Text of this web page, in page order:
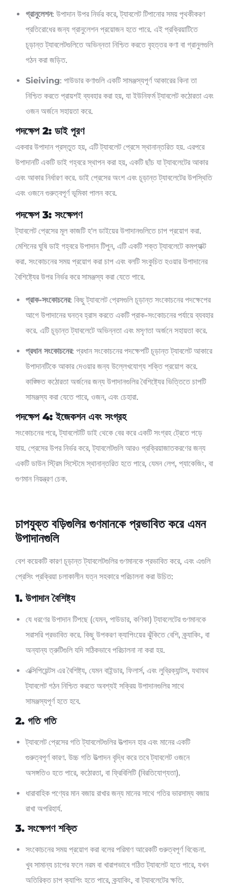
গ্রানুলেশন: উপাদান উপর নির্ভর করে, ট্যাবলেট টিপানোর সময় পৃথকীকরণ
প্রতিরোধের জন্য গ্রানুলেশন প্রয়োজন হতে পারে. এই প্রক্রিয়াটিতে
চূড়ান্ত ট্যাবলেটগুলিতে অভিন্নতা নিশ্চিত করতে বৃহত্তর কণা বা গ্রানুলগুলি
গঠন করা জড়িত.
Sieiving: পাউডার কণাগুলি একটি সামঞ্জস্যপূর্ণ আকারের কিনা তা
নিশ্চিত করতে প্রায়শই ব্যবহার করা হয়, যা ইউনিফর্ম ট্যাবলেট কঠোরতা এবং
ওজন অর্জনে সহায়তা করে.
পদক্ষেপ 2: ডাই পূরণ
একবার উপাদান প্রস্তুত হয়, এটি ট্যাবলেট প্রেসে স্থানান্তরিত হয়. এরপরে
উপাদানটি একটি ডাই গহ্বরে স্থাপন করা হয়, একটি ছাঁচ যা ট্যাবলেটের আকার
এবং আকার নির্ধারণ করে. ডাই প্রেসের অংশ এবং চূড়ান্ত ট্যাবলেটের উপস্থিতি
এবং ওজনে গুরুত্বপূর্ণ ভূমিকা পালন করে.
পদক্ষেপ 3: সংক্ষেপণ
ট্যাবলেট প্রেসের মূল কাজটি হ'ল ডাইয়ের উপাদানগুলিতে চাপ প্রয়োগ করা.
মেশিনের ঘুষি ডাই গহ্বরে উপাদান টিপুন, এটি একটি শক্ত ট্যাবলেটে কমপ্যাক্ট
করা. সংকোচনের সময় প্রয়োগ করা চাপ এবং বলটি সংকুচিত হওয়ার উপাদানের
বৈশিষ্ট্যের উপর নির্ভর করে সামঞ্জস্য করা যেতে পারে.
প্রাক-সংকোচনের: কিছু ট্যাবলেট প্রেসগুলি চূড়ান্ত সংকোচনের পদক্ষেপের
আগে উপাদানের ঘনত্ব হ্রাস করতে একটি প্রাক-সংকোচনের পর্যায়ে ব্যবহার
করে. এটি চূড়ান্ত ট্যাবলেটে অভিন্নতা এবং মসৃণতা অর্জনে সহায়তা করে.
প্রধান সংকোচনের: প্রধান সংকোচনের পদক্ষেপটি চূড়ান্ত ট্যাবলেট আকারে
উপাদানটিকে আকার দেওয়ার জন্য উল্লেখযোগ্য শক্তি প্রয়োগ করে.
কাঙ্ক্ষিত কঠোরতা অর্জনের জন্য উপাদানগুলির বৈশিষ্ট্যের ভিত্তিতে চাপটি
সামঞ্জস্য করা যেতে পারে, ওজন, এবং চেহারা.
পদক্ষেপ 4: ইজেকশন এবং সংগ্রহ
সংকোচনের পরে, ট্যাবলেটটি ডাই থেকে বের করে একটি সংগ্রহ ট্রেতে পড়ে
যায়. প্রেসের উপর নির্ভর করে, ট্যাবলেটগুলি আরও প্রক্রিয়াজাতকরণের জন্য
একটি ডাউন স্ট্রিম সিস্টেমে স্থানান্তরিত হতে পারে, যেমন লেপ, প্যাকেজিং, বা
গুণমান নিয়ন্ত্রণ চেক.
চাপযুক্ত বড়িগুলির গুণমানকে প্রভাবিত করে এমন
উপাদানগুলি
বেশ কয়েকটি কারণ চূড়ান্ত ট্যাবলেটগুলির গুণমানকে প্রভাবিত করে, এবং এগুলি
প্রেসিং প্রক্রিয়া চলাকালীন যত্ন সহকারে পরিচালনা করা উচিত:
1. উপাদান বৈশিষ্ট্য
যে ধরণের উপাদান টিপছে (যেমন, পাউডার, কণিকা) ট্যাবলেটের গুণমানকে
সরাসরি প্রভাবিত করে. কিছু উপকরণ ক্যাপিংয়ের ঝুঁকিতে বেশি, ক্র্যাকিং, বা
অন্যান্য ত্রুটিগুলি যদি সঠিকভাবে পরিচালনা না করা হয়.
এক্সিপিয়েন্টস এর বৈশিষ্ট্য, যেমন বাইন্ডার, ফিলার্স, এবং লুব্রিক্যান্টস, যথাযথ
ট্যাবলেট গঠন নিশ্চিত করতে অবশ্যই সক্রিয় উপাদানগুলির সাথে
সামঞ্জস্যপূর্ণ হতে হবে.
2. গতি গতি
ট্যাবলেট প্রেসের গতি ট্যাবলেটগুলির উত্পাদন হার এবং মানের একটি
গুরুত্বপূর্ণ কারণ. উচ্চ গতি উত্পাদন বৃদ্ধি করে তবে ট্যাবলেট ওজনে
অসঙ্গতিও হতে পারে, কঠোরতা, বা ফ্রিবিলিটি (বিরতিযোগ্যতা).
ধারাবাহিক পণ্যের মান বজায় রাখার জন্য মানের সাথে গতির ভারসাম্য বজায়
রাখা অপরিহার্য.
3. সংক্ষেপণ শক্তি
সংকোচনের সময় প্রয়োগ করা বলের পরিমাণ আরেকটি গুরুত্বপূর্ণ বিবেচনা.
খুব সামান্য চাপের ফলে নরম বা খারাপভাবে গঠিত ট্যাবলেট হতে পারে, যখন
অতিরিক্ত চাপ ক্যাপিং হতে পারে, ক্র্যাকিং, বা ট্যাবলেটের ক্ষতি.